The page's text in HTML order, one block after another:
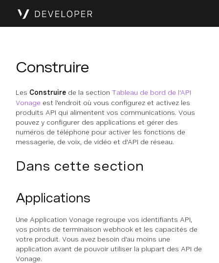
Construire
Les Construire de la section Tableau de bord de l'API
Vonage est l'endroit où vous configurez et activez les
produits API qui alimentent vos communications. Vous
pouvez y configurer des applications et gérer des
numéros de téléphone pour activer les fonctions de
messagerie, de voix, de vidéo et d'API de réseau.
Dans cette section
Applications
Une Application Vonage regroupe vos identifiants API,
vos points de terminaison webhook et les capacités de
votre produit. Vous avez besoin d'au moins une
application avant de pouvoir utiliser la plupart des API de
Vonage.